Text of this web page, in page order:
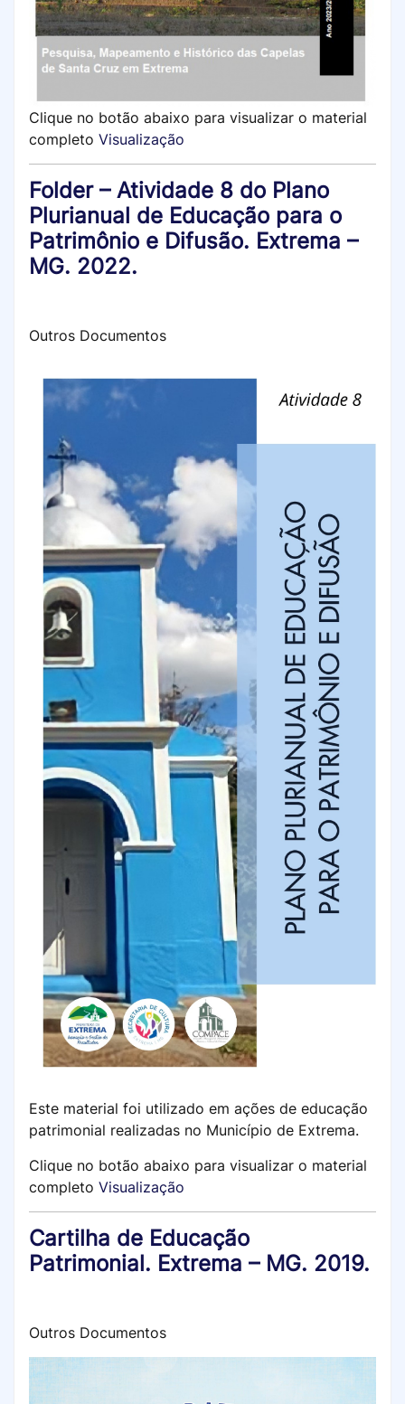
Clique no botão abaixo para visualizar o material
completo Visualização
Folder – Atividade 8 do Plano
Plurianual de Educação para o
Patrimônio e Difusão. Extrema –
MG. 2022.
Outros Documentos
Este material foi utilizado em ações de educação
patrimonial realizadas no Município de Extrema.
Clique no botão abaixo para visualizar o material
completo Visualização
Cartilha de Educação
Patrimonial. Extrema – MG. 2019.
Outros Documentos